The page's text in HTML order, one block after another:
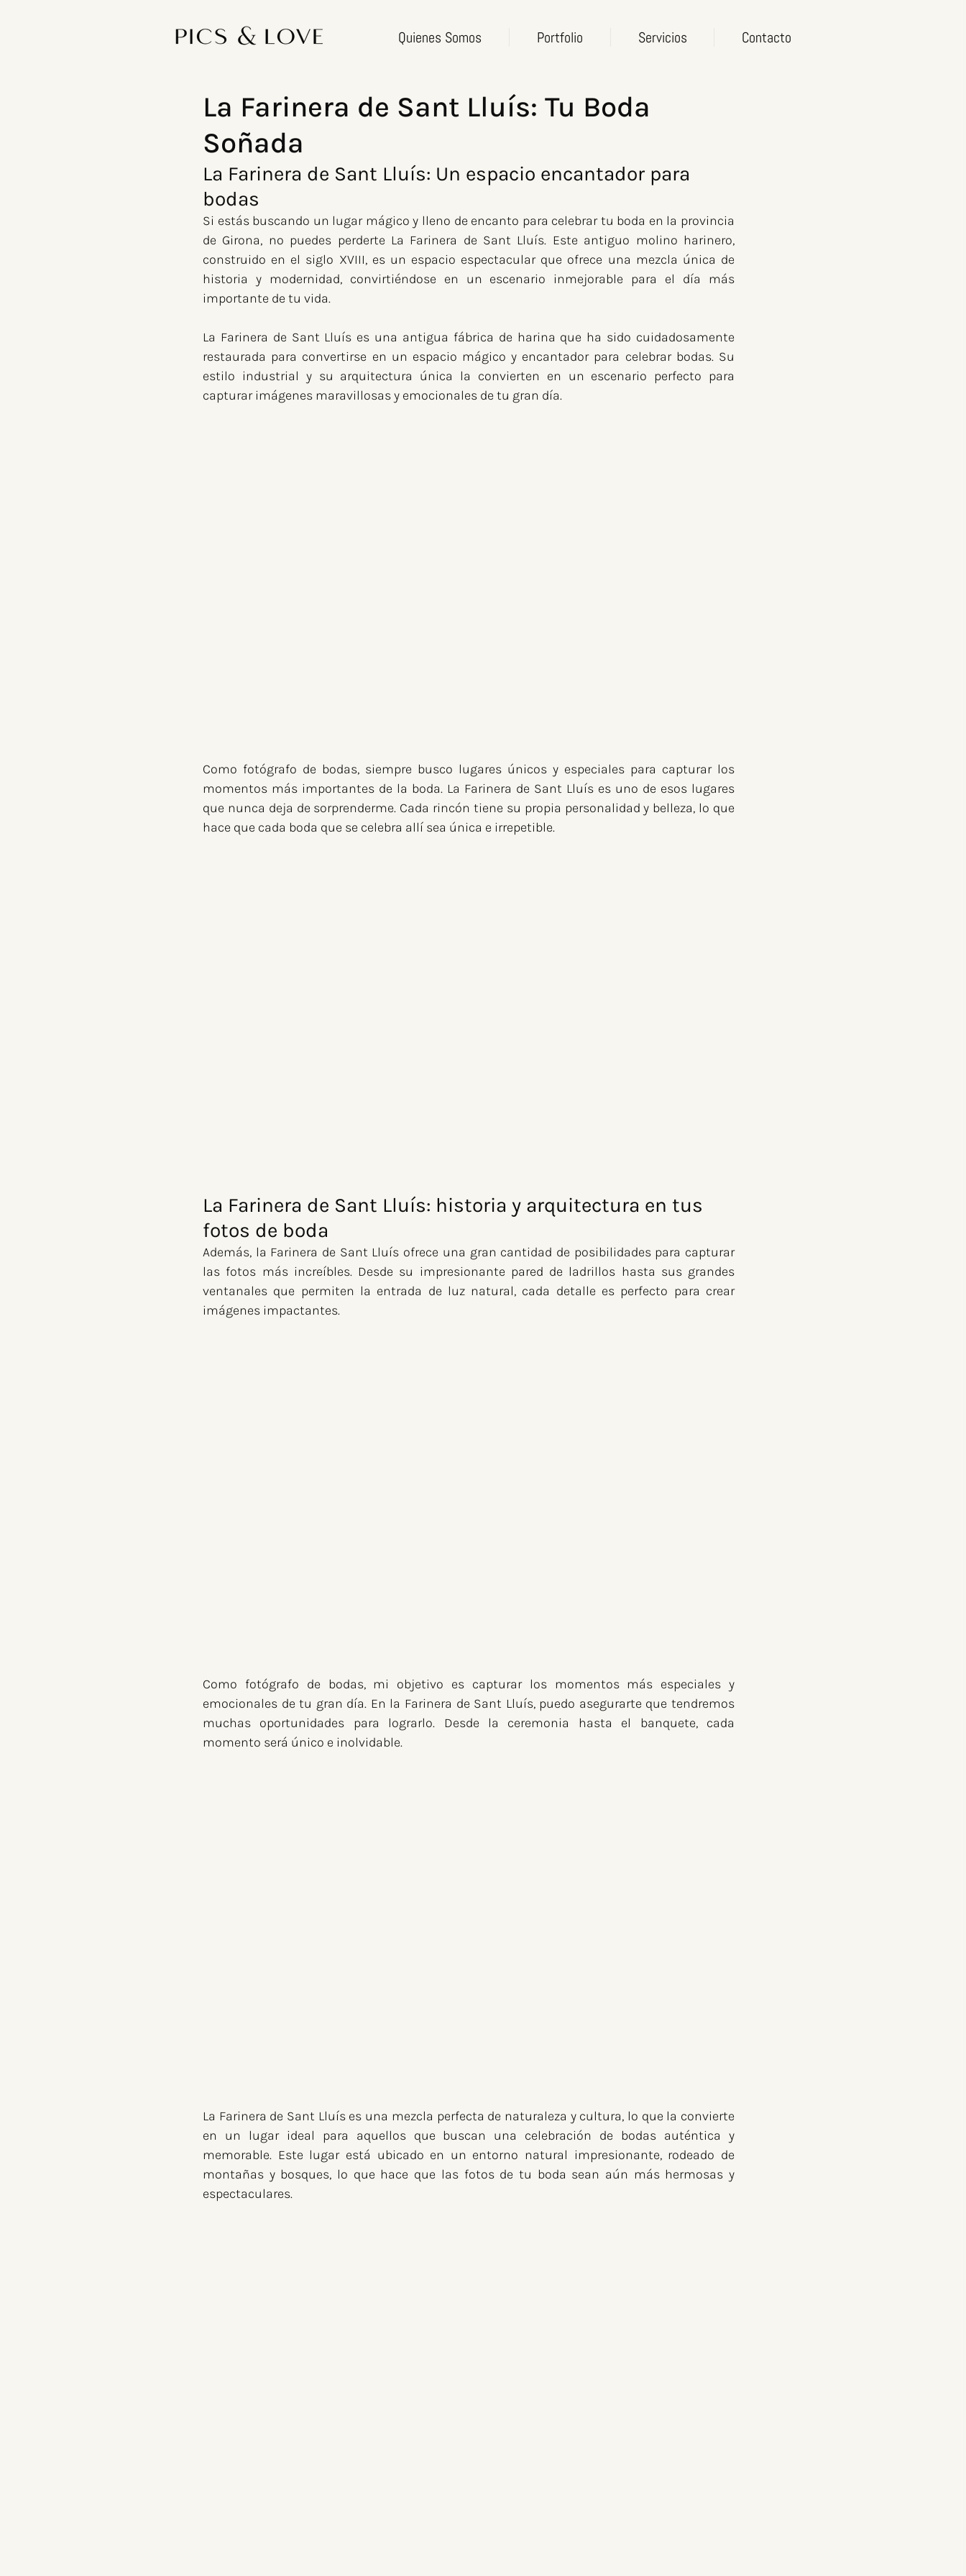
Quienes Somos Portfolio Servicios Contacto
La Farinera de Sant Lluís: Tu Boda
Soñada
La Farinera de Sant Lluís: Un espacio encantador para
bodas
Si estás buscando un lugar mágico y lleno de encanto para celebrar tu boda en la provincia
de Girona, no puedes perderte La Farinera de Sant Lluís. Este antiguo molino harinero,
construido en el siglo XVIII, es un espacio espectacular que ofrece una mezcla única de
historia y modernidad, convirtiéndose en un escenario inmejorable para el día más
importante de tu vida.
La Farinera de Sant Lluís es una antigua fábrica de harina que ha sido cuidadosamente
restaurada para convertirse en un espacio mágico y encantador para celebrar bodas. Su
estilo industrial y su arquitectura única la convierten en un escenario perfecto para
capturar imágenes maravillosas y emocionales de tu gran día.
Como fotógrafo de bodas, siempre busco lugares únicos y especiales para capturar los
momentos más importantes de la boda. La Farinera de Sant Lluís es uno de esos lugares
que nunca deja de sorprenderme. Cada rincón tiene su propia personalidad y belleza, lo que
hace que cada boda que se celebra allí sea única e irrepetible.
La Farinera de Sant Lluís: historia y arquitectura en tus
fotos de boda
Además, la Farinera de Sant Lluís ofrece una gran cantidad de posibilidades para capturar
las fotos más increíbles. Desde su impresionante pared de ladrillos hasta sus grandes
ventanales que permiten la entrada de luz natural, cada detalle es perfecto para crear
imágenes impactantes.
Como fotógrafo de bodas, mi objetivo es capturar los momentos más especiales y
emocionales de tu gran día. En la Farinera de Sant Lluís, puedo asegurarte que tendremos
muchas oportunidades para lograrlo. Desde la ceremonia hasta el banquete, cada
momento será único e inolvidable.
La Farinera de Sant Lluís es una mezcla perfecta de naturaleza y cultura, lo que la convierte
en un lugar ideal para aquellos que buscan una celebración de bodas auténtica y
memorable. Este lugar está ubicado en un entorno natural impresionante, rodeado de
montañas y bosques, lo que hace que las fotos de tu boda sean aún más hermosas y
espectaculares.